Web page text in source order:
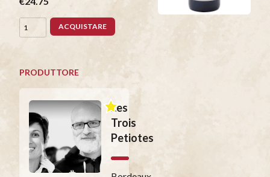
ACQUISTARE
PRODUTTORE
Les
Trois
Petiotes